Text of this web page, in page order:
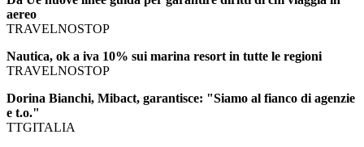
aereo
TRAVELNOSTOP
Nautica, ok a iva 10% sui marina resort in tutte le regioni
TRAVELNOSTOP
Dorina Bianchi, Mibact, garantisce: "Siamo al fianco di agenzie
e t.o."
TTGITALIA